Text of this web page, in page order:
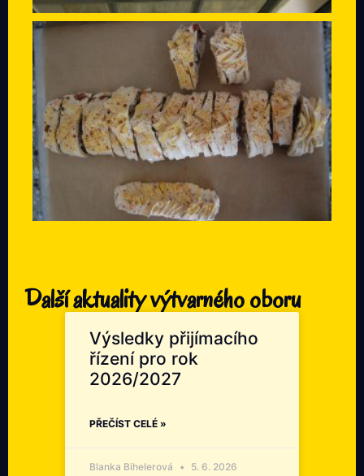
Další aktuality výtvarného oboru
Výsledky přijímacího
řízení pro rok
2026/2027
PŘEČÍST CELÉ »
Blanka Bihelerová 5. 6. 2026